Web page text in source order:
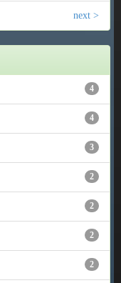
next >
4
4
3
2
2
2
2